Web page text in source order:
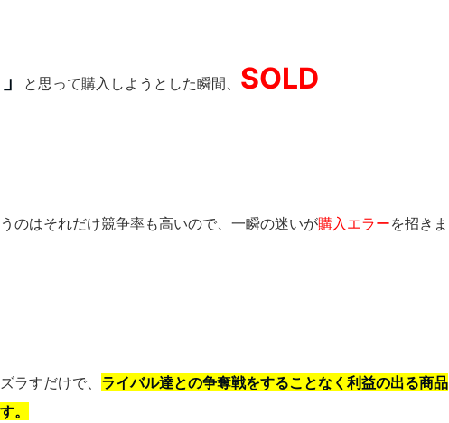
と思って購入しようとした瞬間、 SOLD
のはそれだけ競争率も高いので、一瞬の迷いが購入エラーを招きま
ラすだけで、 ライバル達との争奪戦をすることなく利益の出る商品
。